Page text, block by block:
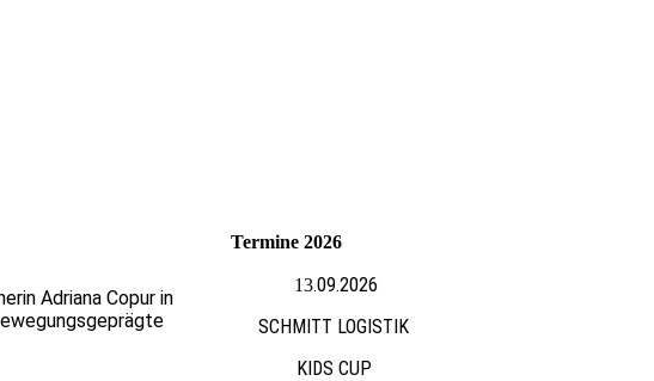
Adriana Copur in
Termine 2026
13.09.2026
SCHMITT LOGISTIK
KIDS CUP